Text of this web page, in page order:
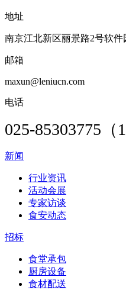
地址
南京江北新区丽景路2号软件
邮箱
maxun@leniucn.com
电话
025-85303775（
新闻
行业资讯
活动会展
专家访谈
食安动态
招标
食堂承包
厨房设备
食材配送